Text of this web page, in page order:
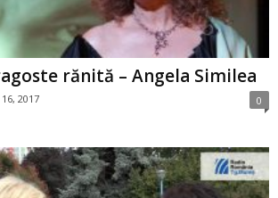
rănită – Angela Similea
2017 0